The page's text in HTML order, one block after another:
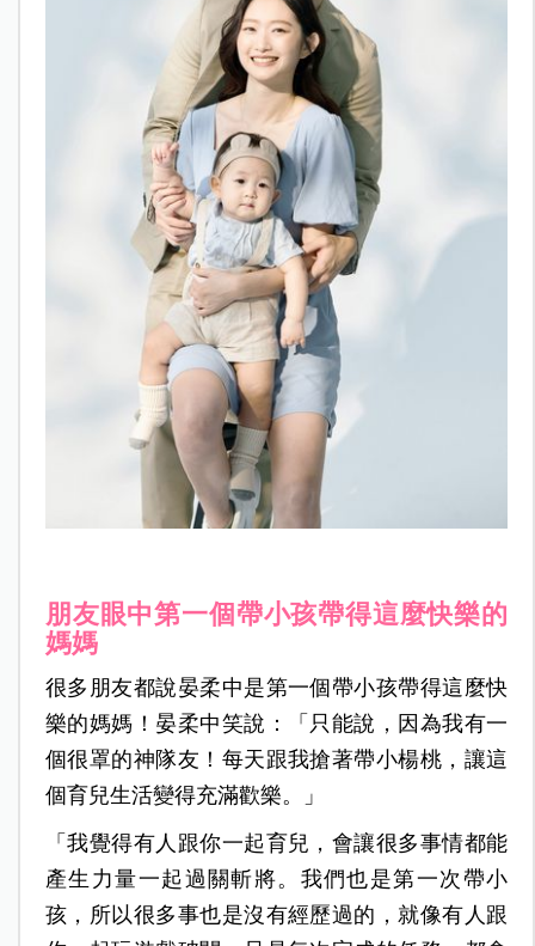
朋友眼中第一個帶小孩帶得這麼快樂的
媽媽
很多朋友都說晏柔中是第一個帶小孩帶得這麼快
樂的媽媽！晏柔中笑說：「只能說，因為我有一
個很罩的神隊友！每天跟我搶著帶小楊桃，讓這
個育兒生活變得充滿歡樂。」
「我覺得有人跟你一起育兒，會讓很多事情都能
產生力量一起過關斬將。我們也是第一次帶小
孩，所以很多事也是沒有經歷過的，就像有人跟